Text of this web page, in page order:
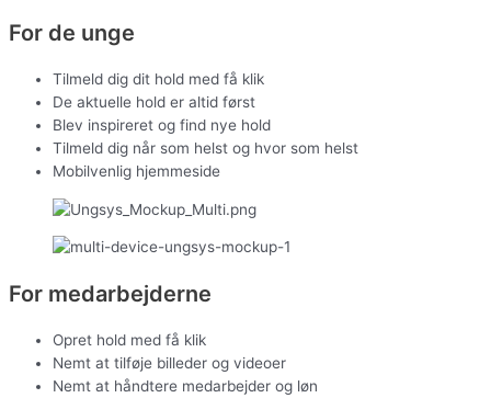
For de unge
Tilmeld dig dit hold med få klik
De aktuelle hold er altid først
Blev inspireret og find nye hold
Tilmeld dig når som helst og hvor som helst
Mobilvenlig hjemmeside
For medarbejderne
Opret hold med få klik
Nemt at tilføje billeder og videoer
Nemt at håndtere medarbejder og løn